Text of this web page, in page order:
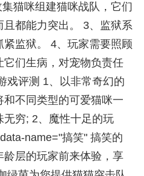
猫咪组建猫咪战队，它们
都能力突出。 3、监狱系
监狱。 4、玩家需要照顾
它们生病，对宠物负责任
戏评测 1、以非常奇幻的
不同类型的可爱猫咪一
穷; 2、魔性十足的玩
name="搞笑" 搞笑的
层的玩家前来体验，享